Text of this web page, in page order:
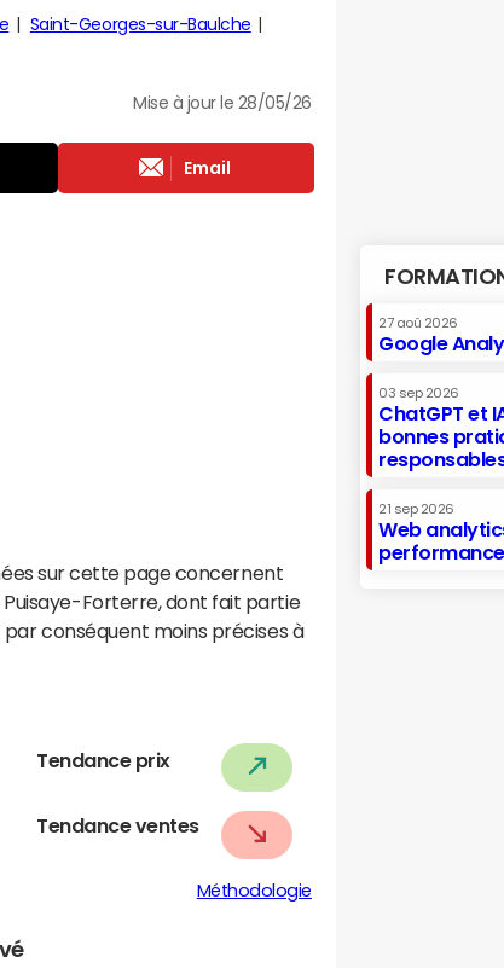
Saint-Georges-sur-Baulche
Mise à jour le 28/05/26
Email
sur cette page concernent
Forterre, dont fait partie
conséquent moins précises à
Tendance prix
Tendance ventes
Méthodologie
27 aoû 2026
Google
03 sep 2026
ChatGPT et
bonnes
21 sep 2026
Web